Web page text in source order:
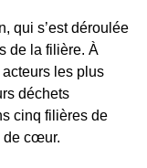
qui s’est déroulée
de la filière. À
les plus
déchets
cinq filières de
de cœur.